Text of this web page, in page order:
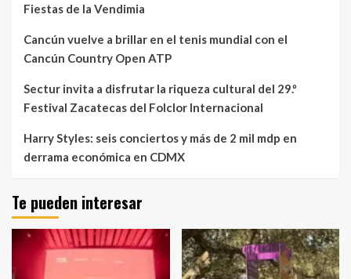
Fiestas de la Vendimia
Cancún vuelve a brillar en el tenis mundial con el
Cancún Country Open ATP
Sectur invita a disfrutar la riqueza cultural del 29.º
Festival Zacatecas del Folclor Internacional
Harry Styles: seis conciertos y más de 2 mil mdp en
derrama económica en CDMX
Te pueden interesar